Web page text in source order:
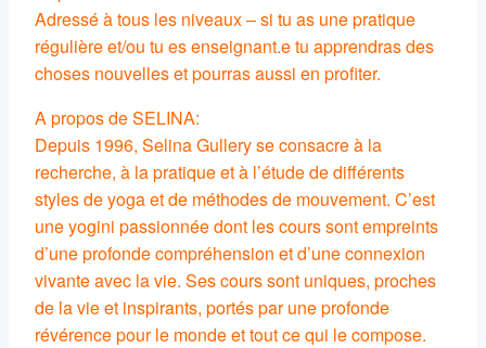
Adressé à tous les niveaux – si tu as une pratique
régulière et/ou tu es enseignant.e tu apprendras des
choses nouvelles et pourras aussi en profiter.
A propos de SELINA:
Depuis 1996, Selina Gullery se consacre à la
recherche, à la pratique et à l’étude de différents
styles de yoga et de méthodes de mouvement. C’est
une yogini passionnée dont les cours sont empreints
d’une profonde compréhension et d’une connexion
vivante avec la vie. Ses cours sont uniques, proches
de la vie et inspirants, portés par une profonde
révérence pour le monde et tout ce qui le compose.